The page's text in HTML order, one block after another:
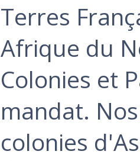
‎Terres
Afrique du
Colonies et
mandat.
colonies